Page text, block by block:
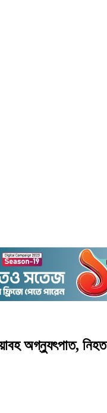
অগ্ন্যুৎপাত,